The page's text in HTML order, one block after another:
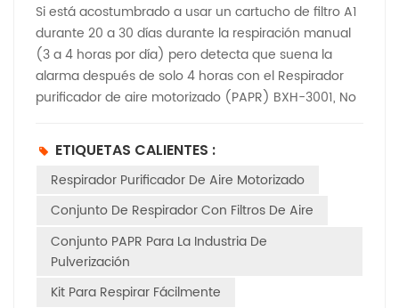
Si está acostumbrado a usar un cartucho de filtro A1
durante 20 a 30 días durante la respiración manual
(3 a 4 horas por día) pero detecta que suena la
alarma después de solo 4 horas con el Respirador
purificador de aire motorizado (PAPR) BXH-3001, No
pregunta crucial: ¿A qué se debe esta drástica
diferencia en la vida útil del filtro? Analicemos la
ciencia que lo respalda, abordemos las causas
fundamentales y compartamos soluciones prácticas
principal: el volumen del flujo de aire lo cambia
todo Primero, aclaremos una distinción clave entre la
respiración manual y la respiración asistida por PAPR:
ETIQUETAS CALIENTES :
Respirador Purificador De Aire Motorizado
Conjunto De Respirador Con Filtros De Aire
Conjunto PAPR Para La Industria De
Pulverización
Kit Para Respirar Fácilmente